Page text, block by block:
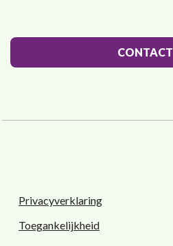
CONTACT
Privacyverklaring
Toegankelijkheid